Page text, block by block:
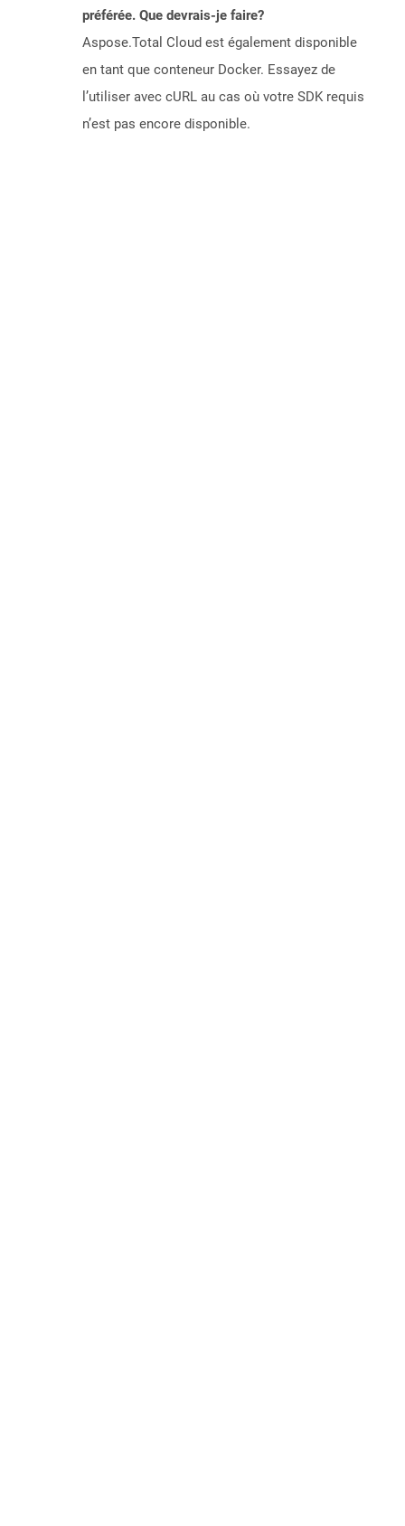
préférée. Que devrais-je faire?
Aspose.Total Cloud est également disponible
en tant que conteneur Docker. Essayez de
l’utiliser avec cURL au cas où votre SDK requis
n’est pas encore disponible.